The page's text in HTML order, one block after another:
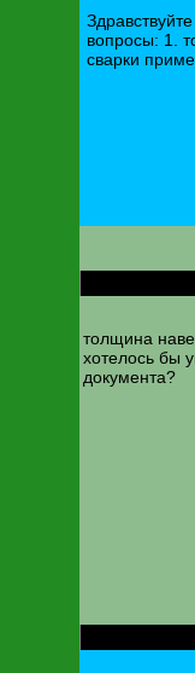
вопросы: 1.
сварки
толщина
хотелось бы
документа?